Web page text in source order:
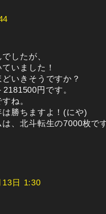
したが、
いました！
いきそうですか？
円です。
ね。
勝ちますよ！(にや)
、北斗転生の7000枚で
13日 1:30